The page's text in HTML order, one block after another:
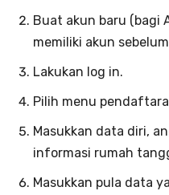
Buat akun baru (bagi
memiliki akun
Lakukan log in.
Pilih menu
Masukkan data diri,
informasi rumah
Masukkan pula data